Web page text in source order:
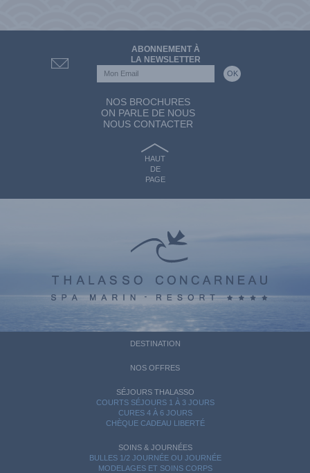
ABONNEMENT À
LA NEWSLETTER
NOS BROCHURES
ON PARLE DE NOUS
NOUS CONTACTER
HAUT
DE
PAGE
DESTINATION
NOS OFFRES
SÉJOURS THALASSO
COURTS SÉJOURS 1 À 3 JOURS
CURES 4 À 6 JOURS
CHÈQUE CADEAU LIBERTÉ
SOINS & JOURNÉES
BULLES 1/2 JOURNÉE OU JOURNÉE
MODELAGES ET SOINS CORPS